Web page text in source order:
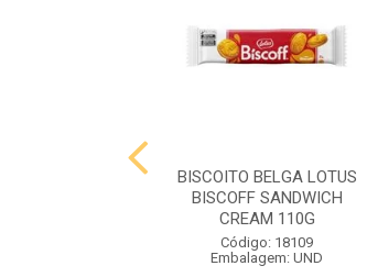
BISCOITO BELGA LOTUS
BISCOFF SANDWICH
CREAM 110G
Código: 18109
Embalagem: UND